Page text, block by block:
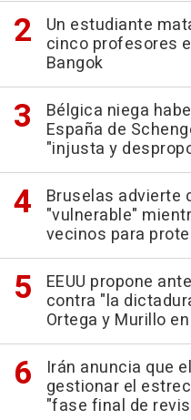
Un estudiante
cinco profesores
Bangok
Bélgica niega
España de
"injusta y
Bruselas advierte
"vulnerable"
vecinos para
EEUU propone
contra "la
Ortega y Murillo
Irán anuncia que
gestionar el
"fase final de